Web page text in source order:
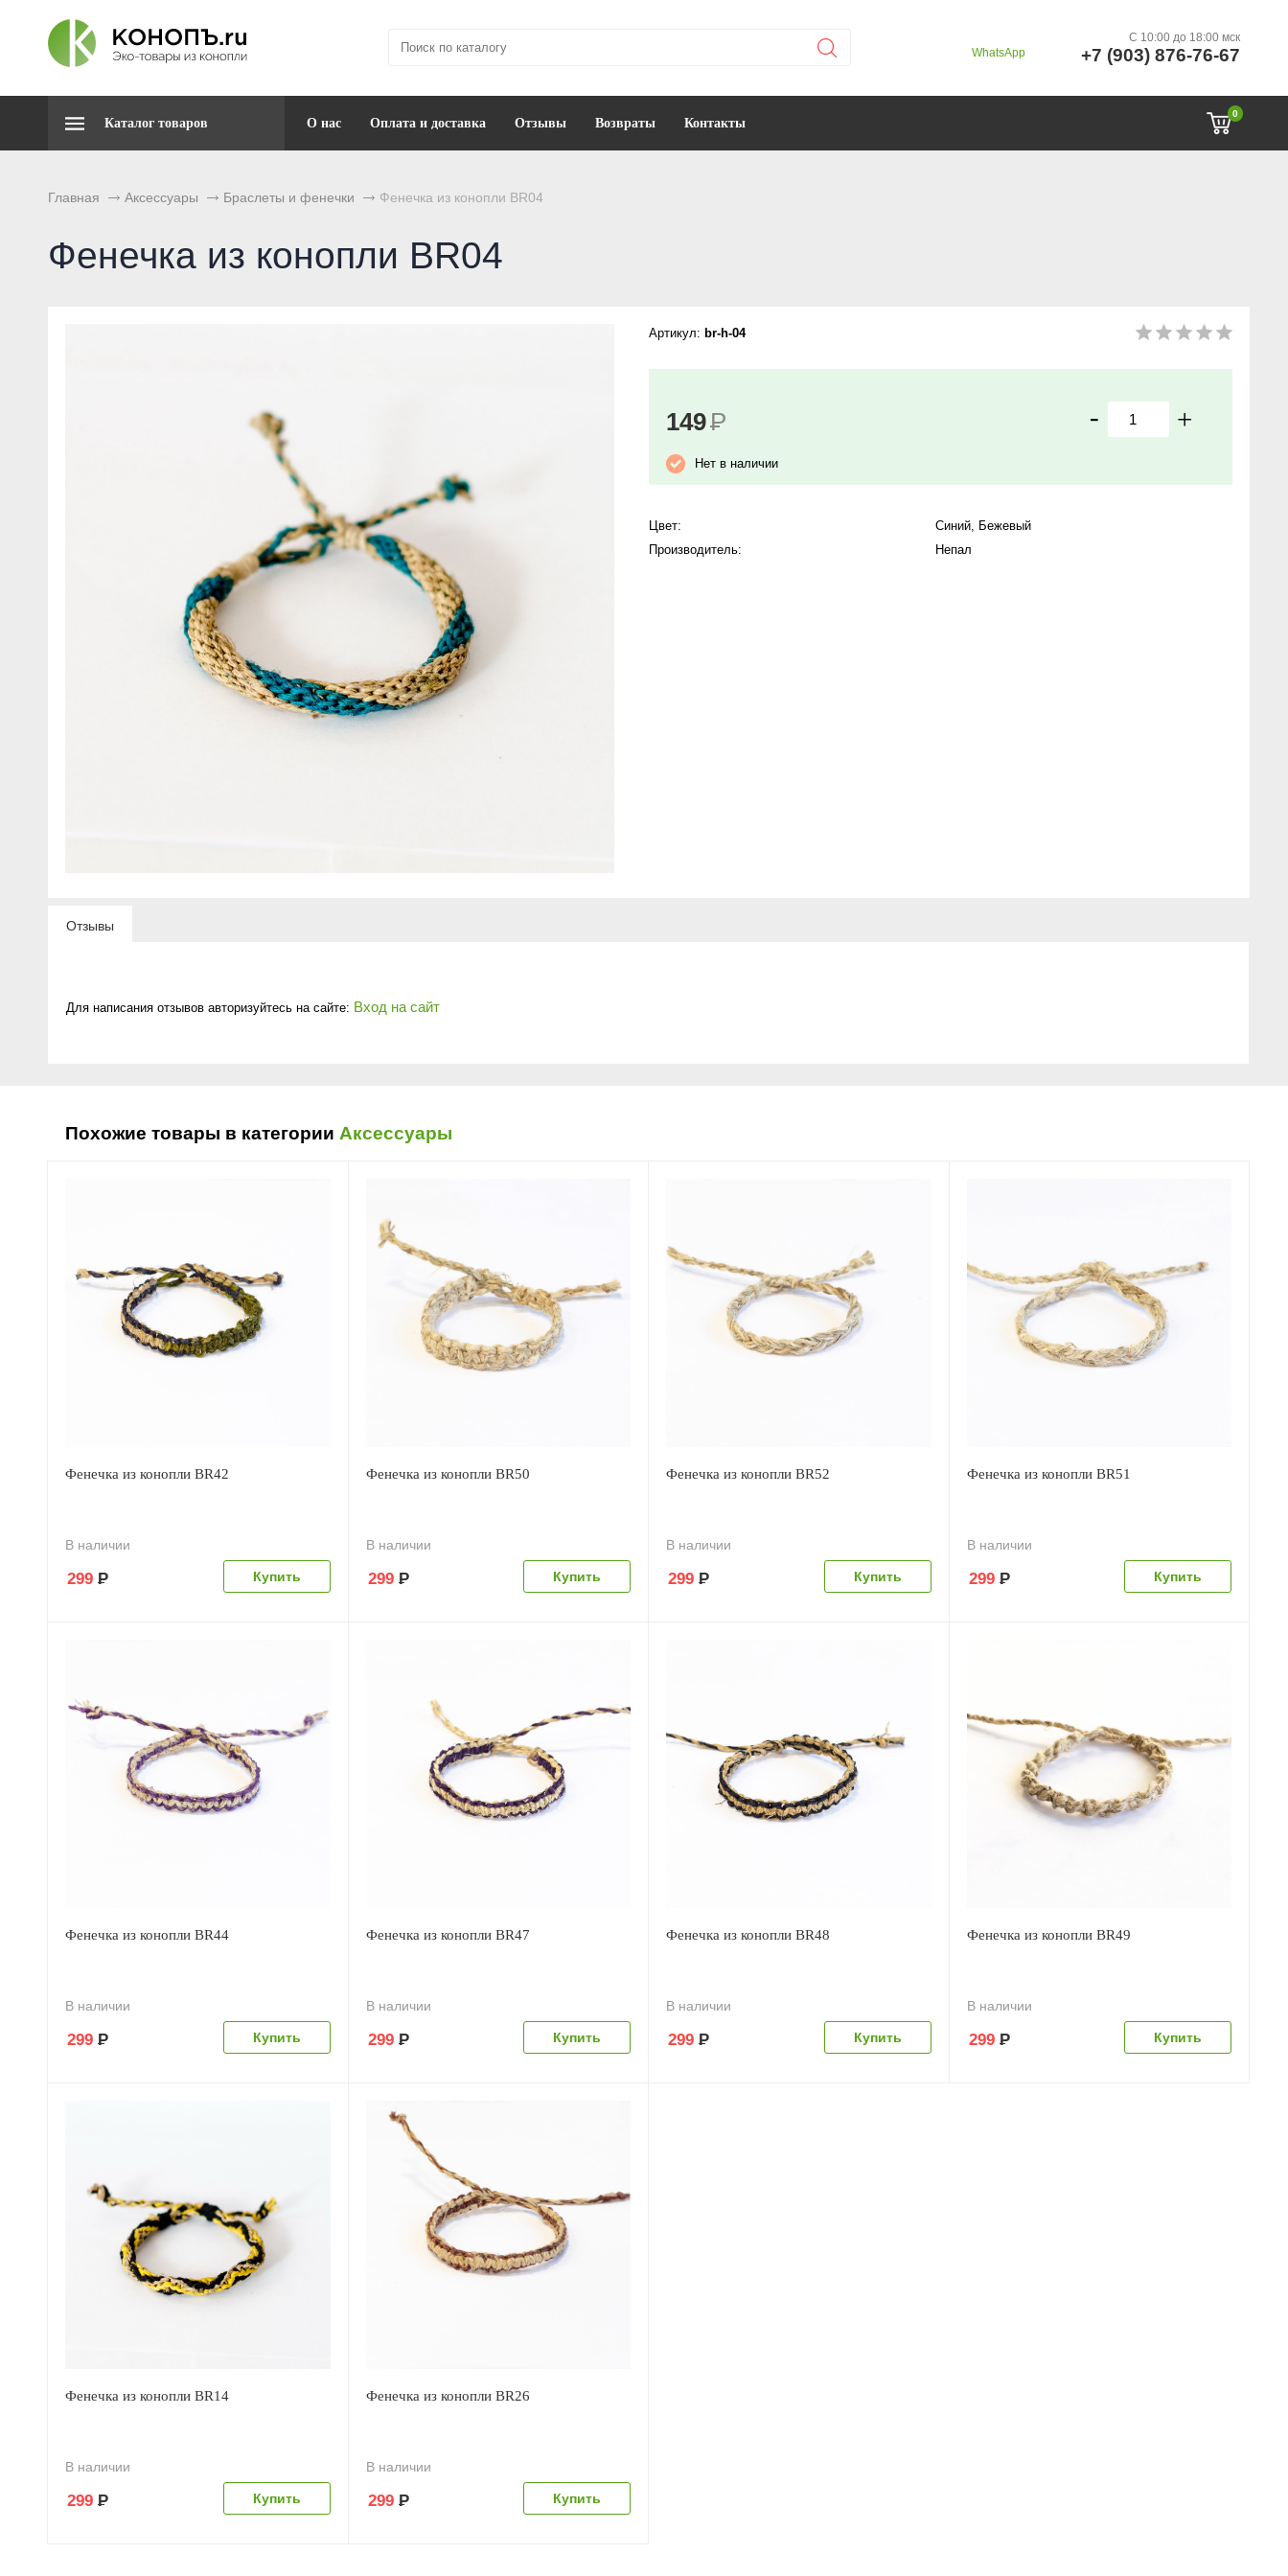
WhatsApp
C 10:00 до 18:00 мск
+7 (903) 876-76-67
0
Каталог товаров О нас Оплата и доставка Отзывы Возвраты Контакты
Главная Аксессуары Браслеты и фенечки Фенечка из конопли BR04
Фенечка из конопли BR04
Артикул: br-h-04
- +
149Р
Нет в наличии
Цвет: Синий, Бежевый
Производитель:
Непал
Отзывы
Для написания отзывов авторизуйтесь на сайте: Вход на сайт
Похожие товары в категории Аксессуары
Фенечка из конопли BR42
В наличии
299 Р
Фенечка из конопли BR50
В наличии
299 Р
Фенечка из конопли BR52
В наличии
299 Р
Фенечка из конопли BR51
В наличии
299 Р
Фенечка из конопли BR44
В наличии
299 Р
Фенечка из конопли BR47
В наличии
299 Р
Фенечка из конопли BR48
В наличии
299 Р
Фенечка из конопли BR49
В наличии
299 Р
Фенечка из конопли BR14
В наличии
299 Р
Фенечка из конопли BR26
В наличии
299 Р